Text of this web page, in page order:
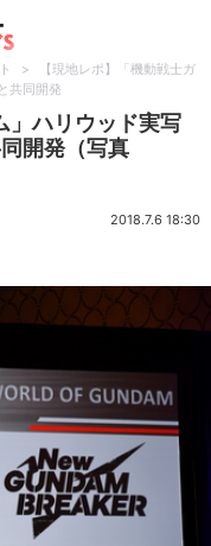
>
【現地レポ】「機動戦士ガ
共同開発
」ハリウッド実写
開発（写真
2018.7.6 18:30